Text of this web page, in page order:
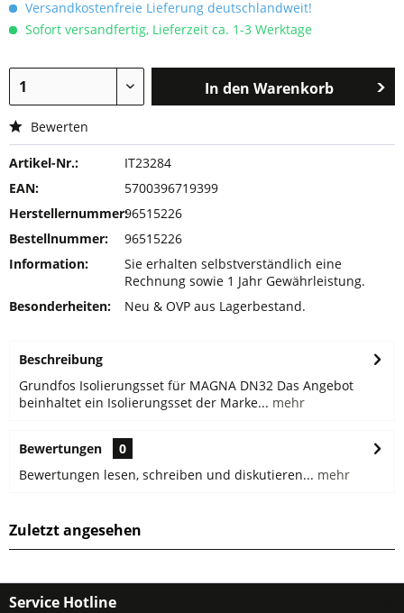
Versandkostenfreie Lieferung deutschlandweit!
Sofort versandfertig, Lieferzeit ca. 1-3 Werktage
In den Warenkorb
Bewerten
Artikel-Nr.:
IT23284
EAN:
5700396719399
Herstellernummer:96515226
Bestellnummer:
96515226
Information:
Sie erhalten selbstverständlich eine
Rechnung sowie 1 Jahr Gewährleistung.
Besonderheiten:
Neu & OVP aus Lagerbestand.
Beschreibung
Grundfos Isolierungsset für MAGNA DN32 Das Angebot
beinhaltet ein Isolierungsset der Marke... mehr
Bewertungen
0
Bewertungen lesen, schreiben und diskutieren... mehr
Zuletzt angesehen
Service Hotline